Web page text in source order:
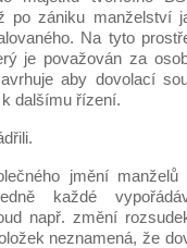
po zániku manželství
Na tyto
je považován za
aby dovolací
dalšímu řízení.
jmění manželů
každé
např. změní
neznamená, že